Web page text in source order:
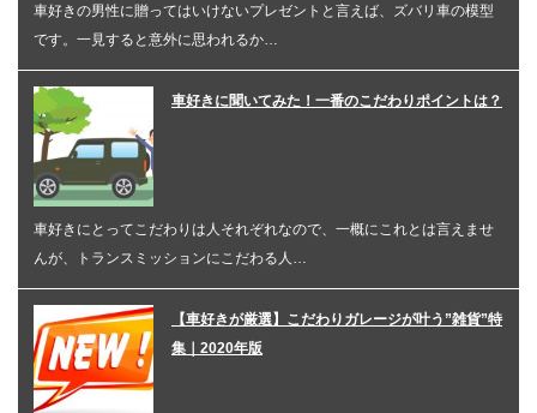
車好きの男性に贈ってはいけないプレゼントと言えば、ズバリ車の模型
です。一見すると意外に思われるか…
車好きに聞いてみた！一番のこだわりポイントは？
車好きにとってこだわりは人それぞれなので、一概にこれとは言えませ
んが、トランスミッションにこだわる人…
【車好きが厳選】こだわりガレージが叶う”雑貨”特
集｜2020年版